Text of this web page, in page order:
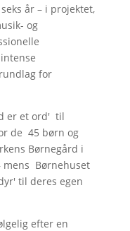
år – i projektet,
og
for
er et ord' til
de 45 børn og
Børnegård i
mens Børnehuset
til deres egen
efter en